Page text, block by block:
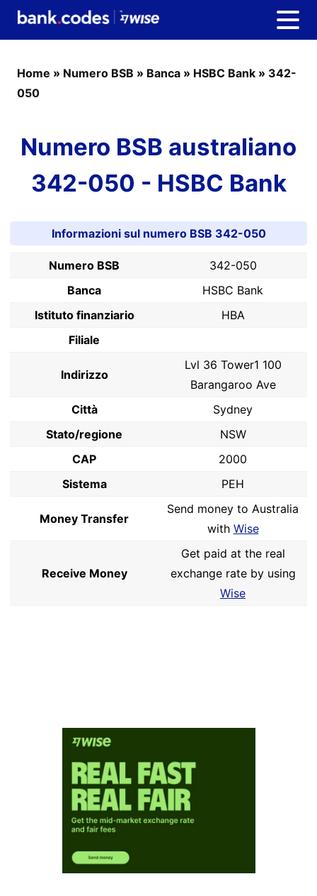
Home » Numero BSB » Banca » HSBC Bank » 342-
050
Numero BSB australiano
342-050 - HSBC Bank
Informazioni sul numero BSB 342-050
Numero BSB
342-050
Banca
HSBC Bank
Istituto finanziario
HBA
Filiale
Indirizzo
Lvl 36 Tower1 100
Barangaroo Ave
Città
Sydney
Stato/regione
NSW
CAP
2000
Sistema
PEH
Money Transfer
Send money to Australia
with Wise
Receive Money
Get paid at the real
exchange rate by using
Wise